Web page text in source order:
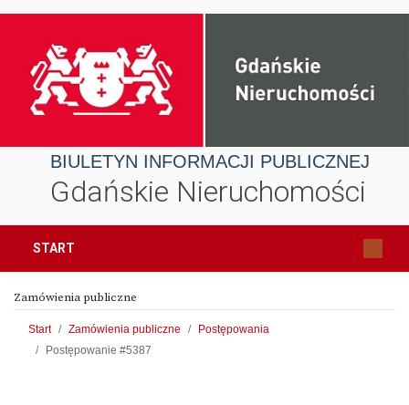
BIULETYN INFORMACJI PUBLICZNEJ
Gdańskie Nieruchomości
START
Zamówienia publiczne
Start Zamówienia publiczne
Postępowania
Postępowanie #5387